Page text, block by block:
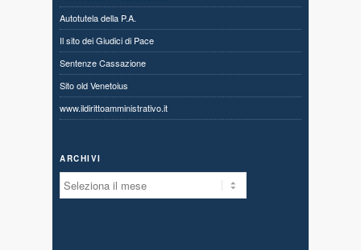
Autotutela della P.A.
Il sito dei Giudici di Pace
Sentenze Cassazione
Sito old Venetoius
www.ildirittoamministrativo.it
ARCHIVI
Archivi